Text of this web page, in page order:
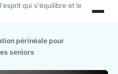
qui s'équilibre et le
périnéale pour
seniors